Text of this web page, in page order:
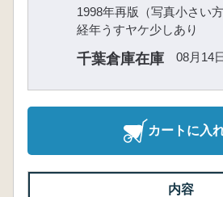
1998年再版（写真小さい
経年うすヤケ少しあり
千葉倉庫在庫 08月14
カートに入
内容